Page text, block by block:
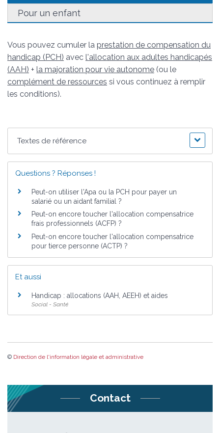
Pour un enfant
Vous pouvez cumuler la prestation de compensation du
handicap (PCH) avec l'allocation aux adultes handicapés
(AAH) + la majoration pour vie autonome (ou le
complément de ressources si vous continuez à remplir
les conditions).
Textes de référence
Questions ? Réponses !
Peut-on utiliser l'Apa ou la PCH pour payer un
salarié ou un aidant familial ?
Peut-on encore toucher l'allocation compensatrice
frais professionnels (ACFP) ?
Peut-on encore toucher l'allocation compensatrice
pour tierce personne (ACTP) ?
Et aussi
Handicap : allocations (AAH, AEEH) et aides
Social - Santé
© Direction de l'information légale et administrative
Contact